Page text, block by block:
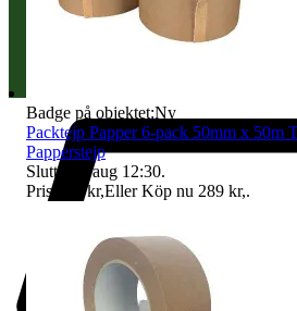
Badge på objektet:Ny
Packtejp Papper 6-pack 50mm x 50m
Papperstejp
Sluttid
12 aug 12:30.
Pris:
220 kr,Eller Köp nu 289 kr,.